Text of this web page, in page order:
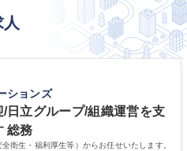
ションズ
/日立グループ/組織運営を支
総務
衛生・福利厚生等）からお任せいたします。